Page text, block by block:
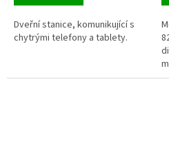
Dveřní stanice, komunikující s
chytrými telefony a tablety.